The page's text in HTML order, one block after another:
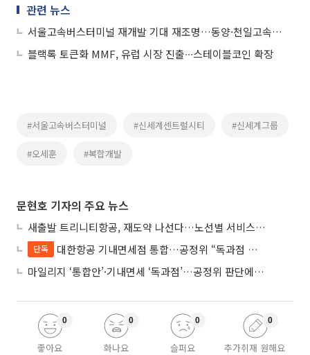
관련 뉴스
서울고속버스터미널 재개발 기대 재조명…동양·천일고속 장초반 강세
블랙록 토큰화 MMF, 유럽 시장 진출∙∙∙스테이블코인 확장
#서울고속버스터미널 #신세계센트럴시티 #신세계그룹
#오세훈 #복합개발
문현호 기자의 주요 뉴스
새출발 트리니티항공, 재도약 나선다…노선별 서비스 차별화
단독
대한항공 기내면세점 통합…공정위 “독과점 여부 따진다”
마일리지 ‘통합안’·기내면세 ‘독과점’…공정위 판단에 쏠린 눈
좋아요
0
화나요
0
슬퍼요
0
추가취재 원해요
0